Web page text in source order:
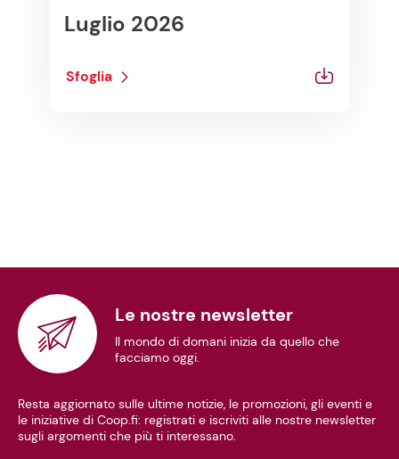
Luglio 2026
Sfoglia
Le nostre newsletter
Il mondo di domani inizia da quello che
facciamo oggi.
Resta aggiornato sulle ultime notizie, le promozioni, gli eventi e
le iniziative di Coop.fi: registrati e iscriviti alle nostre newsletter
sugli argomenti che più ti interessano.